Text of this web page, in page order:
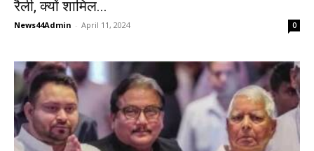
रैली, क्यों शामिल...
News44Admin - April 11, 2024 0